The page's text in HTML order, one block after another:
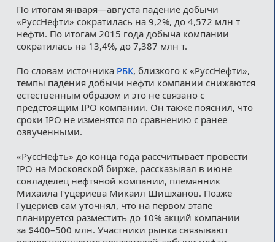
По итогам января—августа падение добычи
«РуссНефти» сократилась на 9,2%, до 4,572 млн т
нефти. По итогам 2015 года добыча компании
сократилась на 13,4%, до 7,387 млн т.
По словам источника РБК, близкого к «РуссНефти»,
темпы падения добычи нефти компании снижаются
естественным образом и это не связано с
предстоящим IPO компании. Он также пояснил, что
сроки IPO не изменятся по сравнению с ранее
озвученными.
«РуссНефть» до конца года рассчитывает провести
IPO на Московской бирже, рассказывал в июне
совладелец нефтяной компании, племянник
Михаила Гуцериева Микаил Шишханов. Позже
Гуцериев сам уточнял, что на первом этапе
планируется разместить до 10% акций компании
за $400–500 млн. Участники рынка связывают